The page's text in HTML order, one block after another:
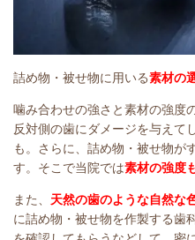
詰め物・被せ物に用いる素材の
噛み合わせの強さと素材の強度
反対側の歯にダメージを与えて
も。さらに、詰め物・被せ物が
す。そこで当院では素材の強度
また、 天然の歯のような自然な
に詰め物・被せ物を作製する歯